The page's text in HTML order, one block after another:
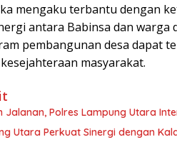
mengaku terbantu dengan
antara Babinsa dan
pembangunan desa dapat
masyarakat.
Jalanan, Polres Lampung Utara
Utara Perkuat Sinergi dengan